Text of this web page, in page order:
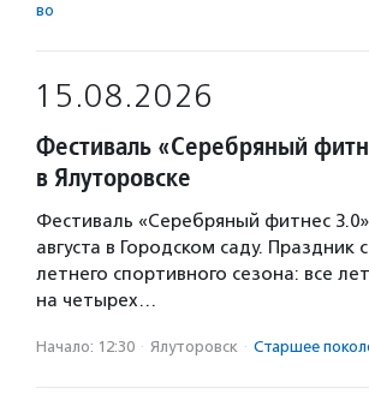
во
15.08.2026
Фестиваль «Серебряный
в Ялуторовске
Фестиваль «Серебряный фитнес 3.0»
августа в Городском саду. Праздник
летнего спортивного сезона: все
на четырех…
Начало: 12:30 · Ялуторовск · Старшее